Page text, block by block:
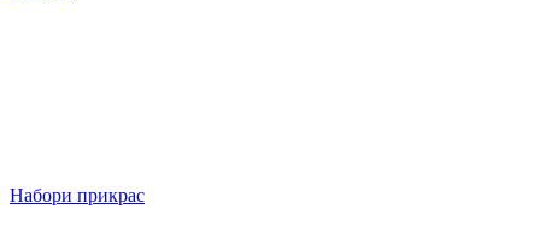
Набори прикрас